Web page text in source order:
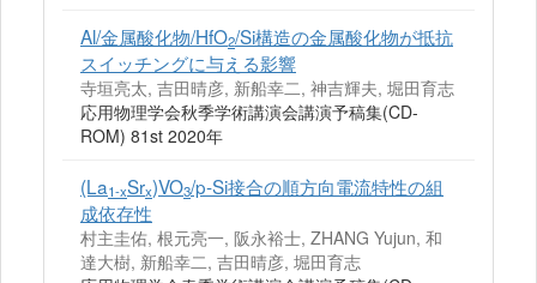
Al/金属酸化物/HfO2/Si構造の金属酸化物が抵抗
スイッチングに与える影響
寺垣亮太, 吉田晴彦, 新船幸二, 神吉輝夫, 堀田育志
応用物理学会秋季学術講演会講演予稿集(CD-
ROM) 81st 2020年
(La1-xSrx)VO3/p-Si接合の順方向電流特性の組
成依存性
村主圭佑, 根元亮一, 阪永裕士, ZHANG Yujun, 和
達大樹, 新船幸二, 吉田晴彦, 堀田育志